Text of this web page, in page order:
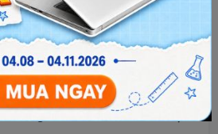
đã từng mua laptop tại
(qkshop).
chúng tôi biết các bạn đã hài
của chúng tôi chưa ạ ?
các bạn chưa hài lòng hãy
chúng tôi có thể làm tốt hơn ạ!